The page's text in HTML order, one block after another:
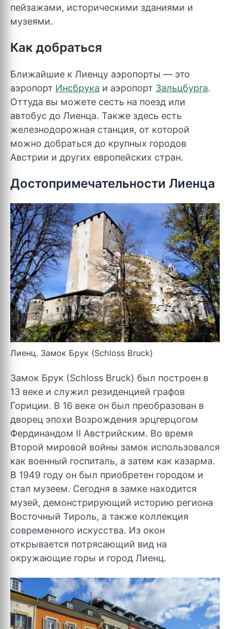
пейзажами, историческими зданиями и
музеями.
Как добраться
Ближайшие к Лиенцу аэропорты — это
аэропорт Инсбрука и аэропорт Зальцбурга.
Оттуда вы можете сесть на поезд или
автобус до Лиенца. Также здесь есть
железнодорожная станция, от которой
можно добраться до крупных городов
Австрии и других европейских стран.
Достопримечательности Лиенца
Лиенц. Замок Брук (Schloss Bruck)
Замок Брук (Schloss Bruck) был построен в
13 веке и служил резиденцией графов
Гориции. В 16 веке он был преобразован в
дворец эпохи Возрождения эрцгерцогом
Фердинандом II Австрийским. Во время
Второй мировой войны замок использовался
как военный госпиталь, а затем как казарма.
В 1949 году он был приобретен городом и
стал музеем. Сегодня в замке находится
музей, демонстрирующий историю региона
Восточный Тироль, а также коллекция
современного искусства. Из окон
открывается потрясающий вид на
окружающие горы и город Лиенц.